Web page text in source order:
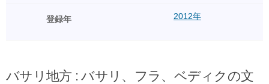
登録年 2012年
バサリ地方 : バサリ、フラ、ベディクの文